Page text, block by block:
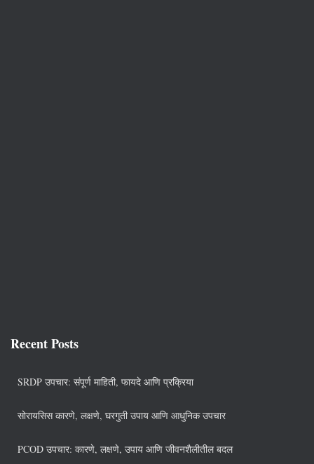
Recent Posts
SRDP उपचार: संपूर्ण माहिती, फायदे आणि प्रक्रिया
सोरायसिस कारणे, लक्षणे, घरगुती उपाय आणि आधुनिक उपचार
PCOD उपचार: कारणे, लक्षणे, उपाय आणि जीवनशैलीतील बदल